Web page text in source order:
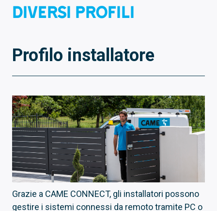
DIVERSI PROFILI
Profilo installatore
Grazie a CAME CONNECT, gli installatori possono
gestire i sistemi connessi da remoto tramite PC o